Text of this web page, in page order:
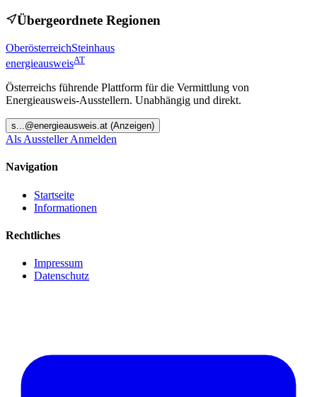
Übergeordnete Regionen
OberösterreichSteinhaus
energieausweisAT
Österreichs führende Plattform für die Vermittlung von
Energieausweis-Ausstellern. Unabhängig und direkt.
s...@energieausweis.at (Anzeigen)
Als Aussteller Anmelden
Navigation
Startseite
Informationen
Rechtliches
Impressum
Datenschutz